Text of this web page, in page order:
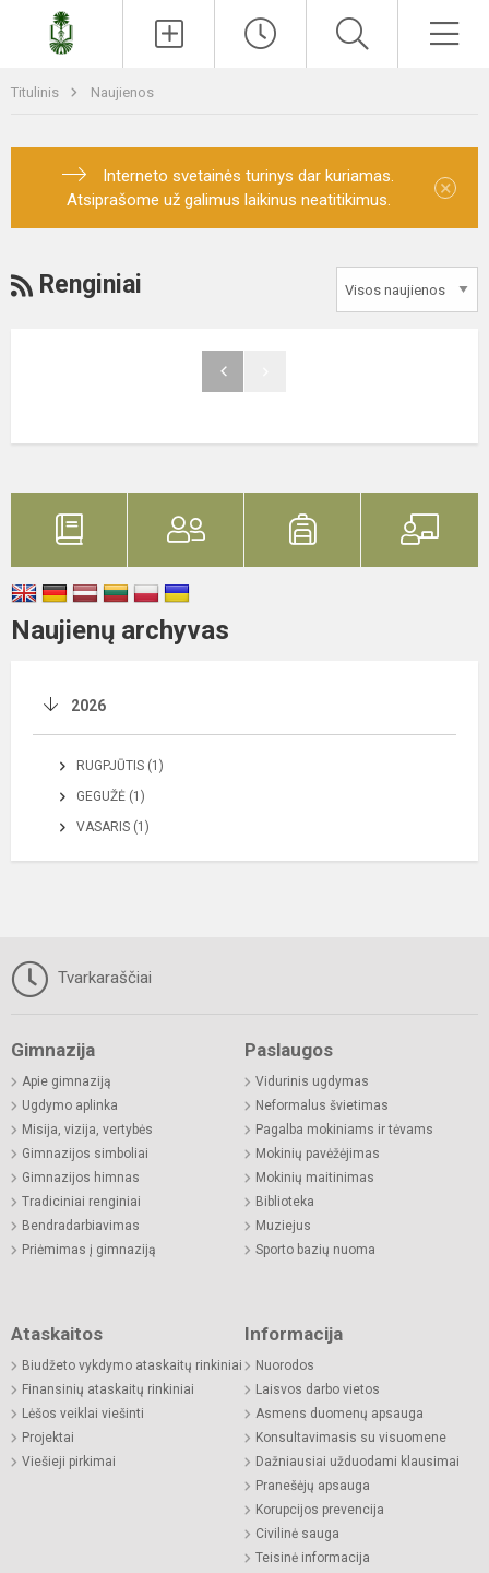
Titulinis Naujienos
Interneto svetainės turinys dar kuriamas.
Atsiprašome už galimus laikinus neatitikimus.
×
RSS
Renginiai
Naujienų archyvas
2026
RUGPJŪTIS (1)
GEGUŽĖ (1)
VASARIS (1)
Tvarkaraščiai
Gimnazija
Apie gimnaziją
Ugdymo aplinka
Misija, vizija, vertybės
Gimnazijos simboliai
Gimnazijos himnas
Tradiciniai renginiai
Bendradarbiavimas
Priėmimas į gimnaziją
Paslaugos
Vidurinis ugdymas
Neformalus švietimas
Pagalba mokiniams ir tėvams
Mokinių pavėžėjimas
Mokinių maitinimas
Biblioteka
Muziejus
Sporto bazių nuoma
Ataskaitos
Biudžeto vykdymo ataskaitų rinkiniai
Finansinių ataskaitų rinkiniai
Lėšos veiklai viešinti
Projektai
Viešieji pirkimai
Informacija
Nuorodos
Laisvos darbo vietos
Asmens duomenų apsauga
Konsultavimasis su visuomene
Dažniausiai užduodami klausimai
Pranešėjų apsauga
Korupcijos prevencija
Civilinė sauga
Teisinė informacija